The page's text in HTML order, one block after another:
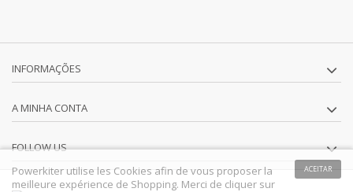
INFORMAÇÕES
A MINHA CONTA
FOLLOW US
ACEITAR
Powerkiter utilise les Cookies afin de vous proposer la
meilleure expérience de Shopping. Merci de cliquer sur